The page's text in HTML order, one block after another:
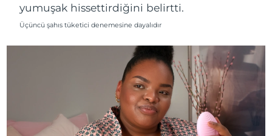
yumuşak hissettirdiğini belirtti.
Üçüncü şahıs tüketici denemesine dayalıdır